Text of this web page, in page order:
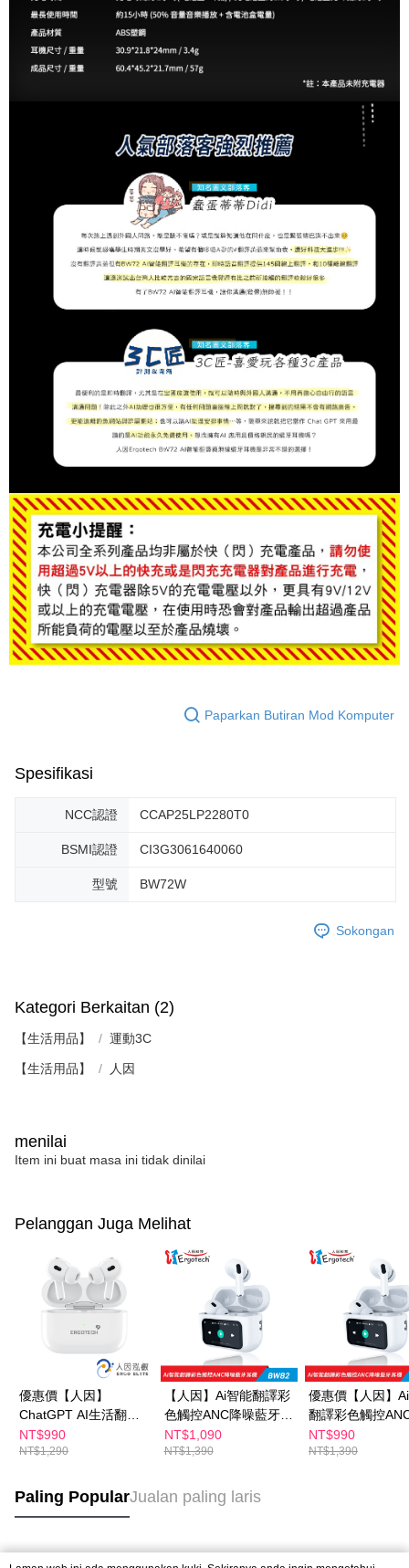
Paparkan Butiran Mod Komputer
Spesifikasi
NCC認證 CCAP25LP2280T0
BSMI認證 CI3G3061640060
型號 BW72W
Sokongan
Kategori Berkaitan (2)
【生活用品】 運動3C
【生活用品】 人因
menilai
Item ini buat masa ini tidak dinilai
Pelanggan Juga Melihat
優惠價【人因】
ChatGPT AI生活翻譯
TWS耳機BW72W
NT$990
NT$1,290
【人因】Ai智能翻譯彩
色觸控ANC降噪藍牙耳
機BW82W
NT$1,090
NT$1,390
優惠價【人因】
翻譯彩色觸控
藍牙耳機BW82W
NT$990
NT$1,390
Paling PopularJualan paling laris